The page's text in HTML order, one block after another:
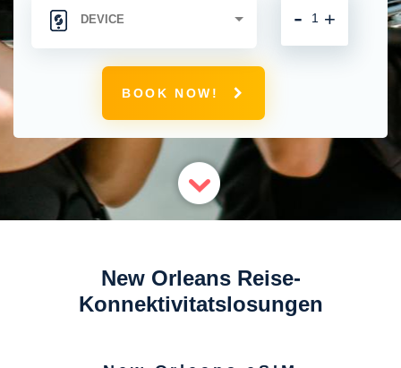
+
-
BOOK NOW!
New Orleans Reise-
Konnektivitatslosungen